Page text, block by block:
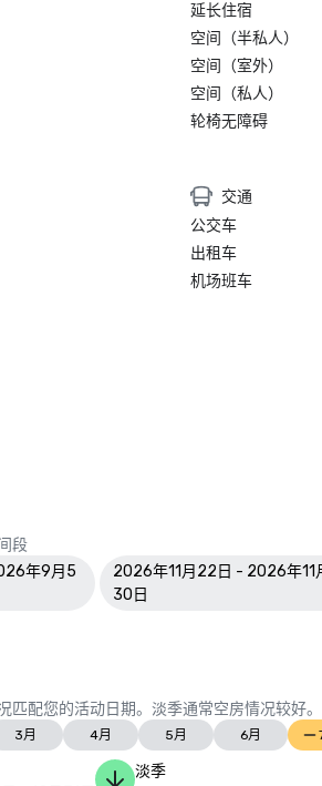
延长住宿
空间（半私人）
空间（室外）
空间（私人）
轮椅无障碍
交通
公交车
出租车
机场班车
段
年9月5
2026年11月22日 - 2026年11
30日
匹配您的活动日期。淡季通常空房情况较好。
3月 4月 5月 6月
淡季